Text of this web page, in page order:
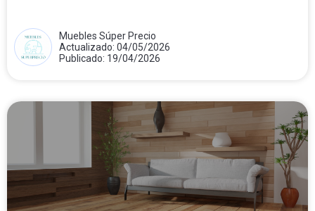
Muebles Súper Precio
Actualizado: 04/05/2026
Publicado: 19/04/2026